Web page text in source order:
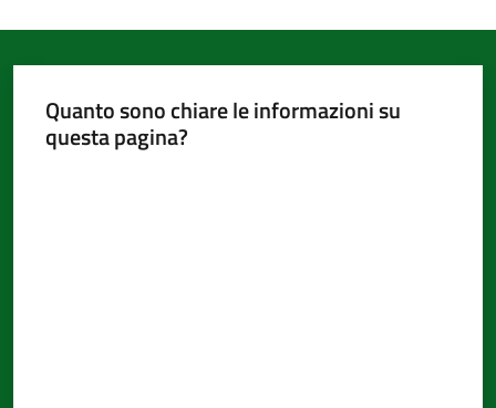
Quanto sono chiare le informazioni su
questa pagina?